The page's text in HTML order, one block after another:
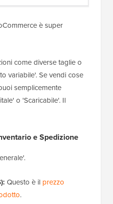
è super
come diverse taglie o
variabile'. Se vendi cose
semplicemente
o 'Scaricabile'. Il
e Spedizione
Questo è il prezzo
.